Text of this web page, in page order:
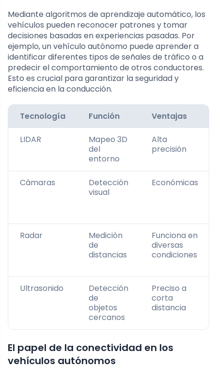
Mediante algoritmos de aprendizaje automático, los
vehículos pueden reconocer patrones y tomar
decisiones basadas en experiencias pasadas. Por
ejemplo, un vehículo autónomo puede aprender a
identificar diferentes tipos de señales de tráfico o a
predecir el comportamiento de otros conductores.
Esto es crucial para garantizar la seguridad y
eficiencia en la conducción.
Tecnología Función Ventajas
LIDAR
Mapeo 3D
del
entorno
Alta
precisión
Cámaras
Detección
visual
Económicas
Radar
Medición
de
distancias
Funciona en
diversas
condiciones
Ultrasonido
Detección
de
objetos
cercanos
Preciso a
corta
distancia
El papel de la conectividad en los
vehículos autónomos